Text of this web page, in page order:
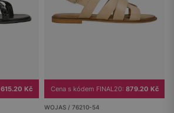
615.20 Kč Cena s kódem FINAL20: 879.20 Kč
WOJAS / 76210-54